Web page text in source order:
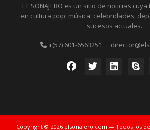
EL SONAJERO es un sitio de noticias
en cultura pop, música, celebridades,
sucesos actuales.
+(57) 601-6563251
Copyright © 2026 elsonajero.com — Todos los